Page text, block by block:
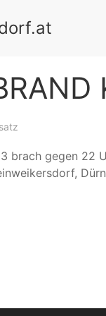
brach gegen 22